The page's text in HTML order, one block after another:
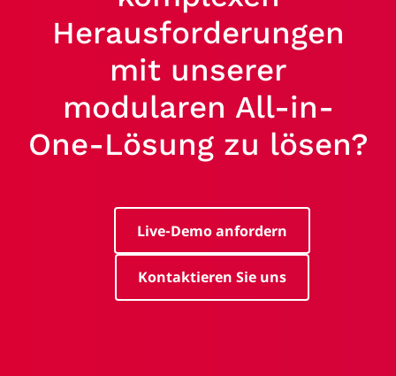
Herausforderungen
mit unserer
modularen All-in-
One-Lösung zu lösen?
Live-Demo anfordern
Kontaktieren Sie uns